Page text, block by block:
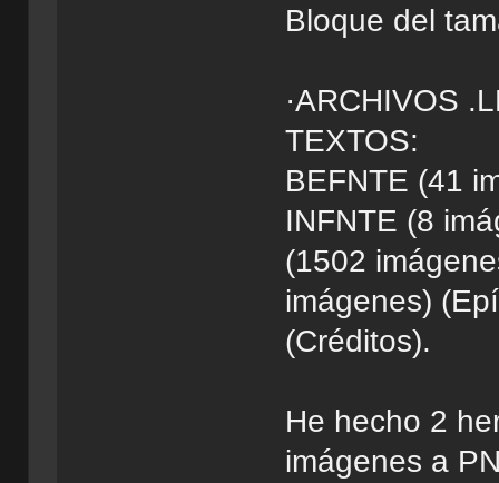
Bloque del
·ARCHIVOS
TEXTOS:
BEFNTE (41
INFNTE (8
(1502
imágenes)
(Créditos).
He hecho 2
imágenes a